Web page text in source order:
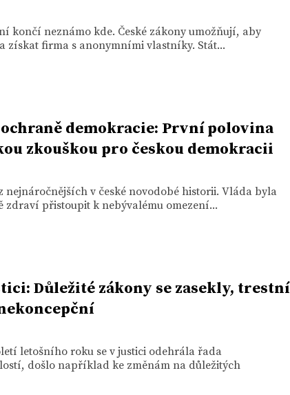
končí neznámo kde. České zákony umožňují, aby
získat firma s anonymními vlastníky. Stát...
demokracie: První polovina
zkouškou pro českou demokracii
nejnáročnějších v české novodobé historii. Vláda byla
zdraví přistoupit k nebývalému omezení...
Důležité zákony se zasekly, trestní
letošního roku se v justici odehrála řada
došlo například ke změnám na důležitých